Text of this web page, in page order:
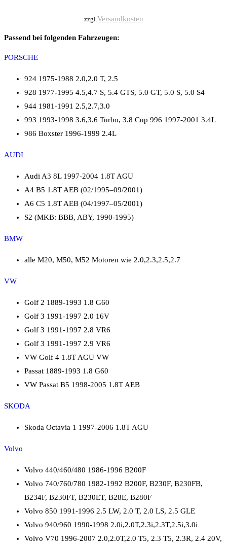
zzgl. Versandkosten
Passend bei folgenden Fahrzeugen:
PORSCHE
924 1975-1988 2.0,2.0 T, 2.5
928 1977-1995 4.5,4.7 S, 5.4 GTS, 5.0 GT, 5.0 S, 5.0 S4
944 1981-1991 2.5,2.7,3.0
993 1993-1998 3.6,3.6 Turbo, 3.8 Cup 996 1997-2001 3.4L
986 Boxster 1996-1999 2.4L
AUDI
Audi A3 8L 1997-2004 1.8T AGU
A4 B5 1.8T AEB (02/1995–09/2001)
A6 C5 1.8T AEB (04/1997–05/2001)
S2 (MKB: BBB, ABY, 1990-1995)
BMW
alle M20, M50, M52 Motoren wie 2.0,2.3,2.5,2.7
VW
Golf 2 1889-1993 1.8 G60
Golf 3 1991-1997 2.0 16V
Golf 3 1991-1997 2.8 VR6
Golf 3 1991-1997 2.9 VR6
VW Golf 4 1.8T AGU VW
Passat 1889-1993 1.8 G60
VW Passat B5 1998-2005 1.8T AEB
SKODA
Skoda Octavia 1 1997-2006 1.8T AGU
Volvo
Volvo 440/460/480 1986-1996 B200F
Volvo 740/760/780 1982-1992 B200F, B230F, B230FB,
B234F, B230FT, B230ET, B28E, B280F
Volvo 850 1991-1996 2.5 LW, 2.0 T, 2.0 LS, 2.5 GLE
Volvo 940/960 1990-1998 2.0i,2.0T,2.3i,2.3T,2.5i,3.0i
Volvo V70 1996-2007 2.0,2.0T,2.0 T5, 2.3 T5, 2.3R, 2.4 20V,